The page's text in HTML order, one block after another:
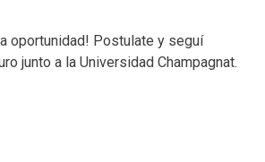
oportunidad! Postulate y seguí
junto a la Universidad Champagnat.